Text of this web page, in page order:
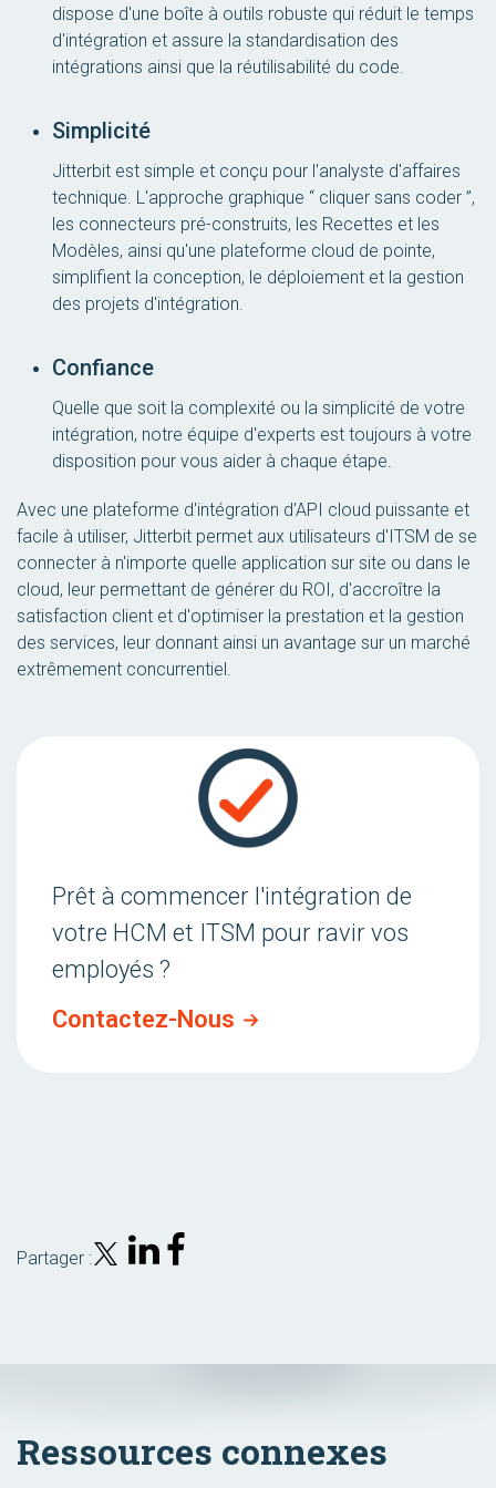
dispose d'une boîte à outils robuste qui réduit le temps
d'intégration et assure la standardisation des
intégrations ainsi que la réutilisabilité du code.
Simplicité
Jitterbit est simple et conçu pour l'analyste d'affaires
technique. L'approche graphique “ cliquer sans coder ”,
les connecteurs pré-construits, les Recettes et les
Modèles, ainsi qu'une plateforme cloud de pointe,
simplifient la conception, le déploiement et la gestion
des projets d'intégration.
Confiance
Quelle que soit la complexité ou la simplicité de votre
intégration, notre équipe d'experts est toujours à votre
disposition pour vous aider à chaque étape.
Avec une plateforme d'intégration d'API cloud puissante et
facile à utiliser, Jitterbit permet aux utilisateurs d'ITSM de se
connecter à n'importe quelle application sur site ou dans le
cloud, leur permettant de générer du ROI, d'accroître la
satisfaction client et d'optimiser la prestation et la gestion
des services, leur donnant ainsi un avantage sur un marché
extrêmement concurrentiel.
Prêt à commencer l'intégration de
votre HCM et ITSM pour ravir vos
employés ?
Contactez-Nous
Partager :
Ressources connexes